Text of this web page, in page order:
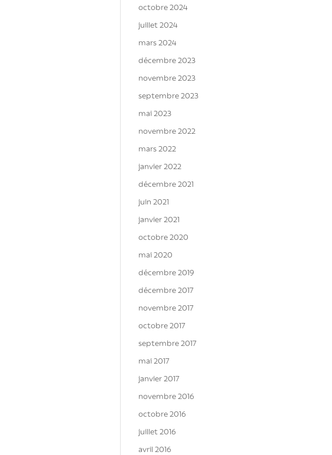
octobre 2024
juillet 2024
mars 2024
décembre 2023
novembre 2023
septembre 2023
mai 2023
novembre 2022
mars 2022
janvier 2022
décembre 2021
juin 2021
janvier 2021
octobre 2020
mai 2020
décembre 2019
décembre 2017
novembre 2017
octobre 2017
septembre 2017
mai 2017
janvier 2017
novembre 2016
octobre 2016
juillet 2016
avril 2016